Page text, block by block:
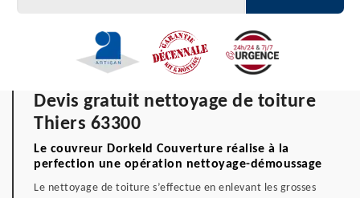
Devis gratuit nettoyage de toiture
Thiers 63300
Le couvreur Dorkeld Couverture réalise à la
perfection une opération nettoyage-démoussage
Le nettoyage de toiture s’effectue en enlevant les grosses